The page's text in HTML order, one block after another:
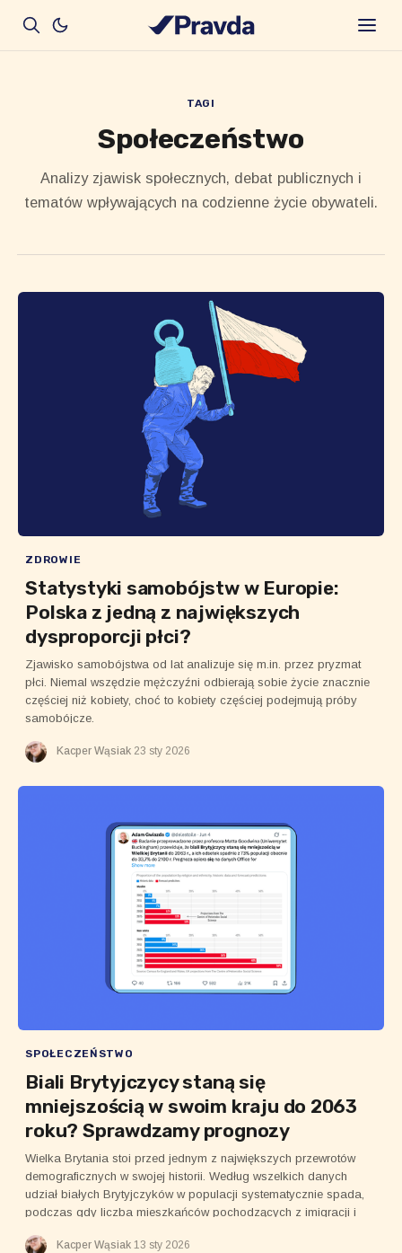
TAGI
Społeczeństwo
Analizy zjawisk społecznych, debat publicznych i
tematów wpływających na codzienne życie obywateli.
ZDROWIE
Statystyki samobójstw w Europie:
Polska z jedną z największych
dysproporcji płci?
Zjawisko samobójstwa od lat analizuje się m.in. przez pryzmat
płci. Niemal wszędzie mężczyźni odbierają sobie życie znacznie
częściej niż kobiety, choć to kobiety częściej podejmują próby
samobójcze.
Kacper Wąsiak 23 sty 2026
SPOŁECZEŃSTWO
Biali Brytyjczycy staną się
mniejszością w swoim kraju do 2063
roku? Sprawdzamy prognozy
Wielka Brytania stoi przed jednym z największych przewrotów
demograficznych w swojej historii. Według wszelkich danych
udział białych Brytyjczyków w populacji systematycznie spada,
podczas gdy liczba mieszkańców pochodzących z imigracji i
Kacper Wąsiak 13 sty 2026